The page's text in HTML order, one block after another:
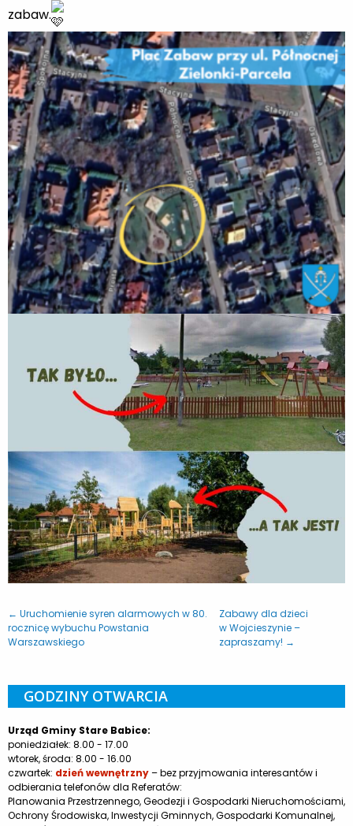
zabaw.
← Uruchomienie syren alarmowych w 80.
rocznicę wybuchu Powstania
Warszawskiego
Zabawy dla dzieci
w Wojcieszynie –
zapraszamy! →
GODZINY OTWARCIA
Urząd Gminy Stare Babice:
poniedziałek: 8.00 - 17.00
wtorek, środa: 8.00 - 16.00
czwartek: dzień wewnętrzny– bez przyjmowania interesantów i
odbierania telefonów dla Referatów:
Planowania Przestrzennego, Geodezji i Gospodarki Nieruchomościami,
Ochrony Środowiska, Inwestycji Gminnych, Gospodarki Komunalnej,